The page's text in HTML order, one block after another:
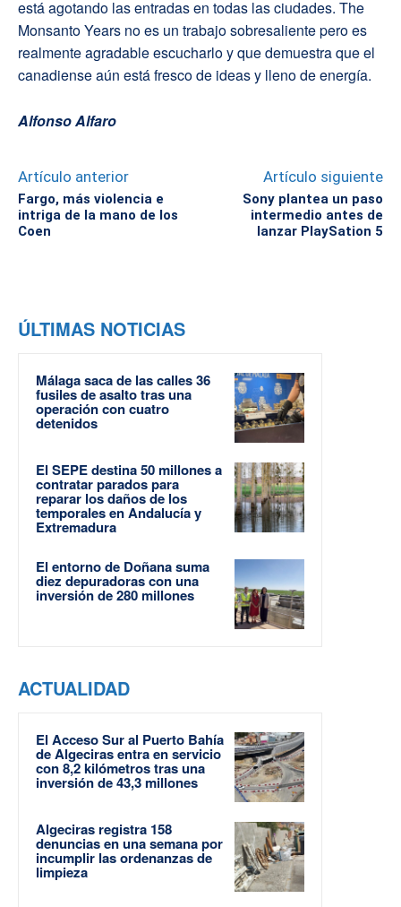
está agotando las entradas en todas las ciudades. The
Monsanto Years no es un trabajo sobresaliente pero es
realmente agradable escucharlo y que demuestra que el
canadiense aún está fresco de ideas y lleno de energía.
Alfonso Alfaro
Artículo anterior
Fargo, más violencia e
intriga de la mano de los
Coen
Artículo siguiente
Sony plantea un paso
intermedio antes de
lanzar PlaySation 5
ÚLTIMAS NOTICIAS
Málaga saca de las calles 36
fusiles de asalto tras una
operación con cuatro
detenidos
El SEPE destina 50 millones a
contratar parados para
reparar los daños de los
temporales en Andalucía y
Extremadura
El entorno de Doñana suma
diez depuradoras con una
inversión de 280 millones
ACTUALIDAD
El Acceso Sur al Puerto Bahía
de Algeciras entra en servicio
con 8,2 kilómetros tras una
inversión de 43,3 millones
Algeciras registra 158
denuncias en una semana por
incumplir las ordenanzas de
limpieza